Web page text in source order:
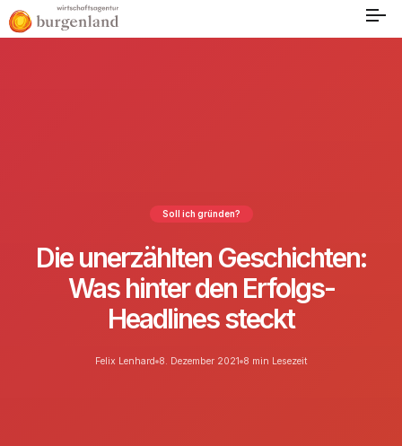
Soll ich gründen?
Die unerzählten Geschichten:
Was hinter den Erfolgs-
Headlines steckt
Felix Lenhard 8. Dezember 2021 8 min Lesezeit